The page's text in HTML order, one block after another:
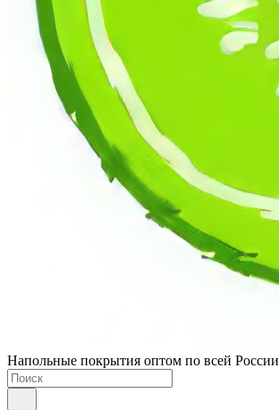
Напольные покрытия оптом по всей России